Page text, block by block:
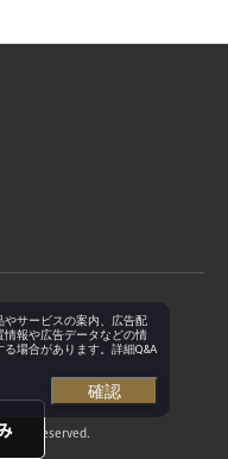
reserved.
やサービスの案内、広告配
報や広告データなどの情
場合があります。詳細Q&A
確認